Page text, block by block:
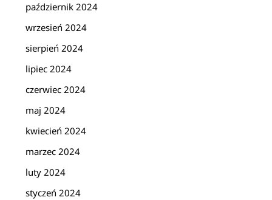
październik 2024
wrzesień 2024
sierpień 2024
lipiec 2024
czerwiec 2024
maj 2024
kwiecień 2024
marzec 2024
luty 2024
styczeń 2024